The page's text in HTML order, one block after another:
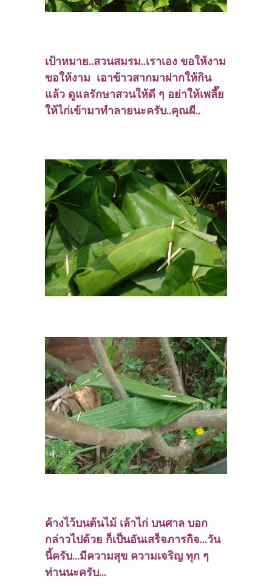
เป้าหมาย..สวนสมรม..เราเอง ขอให้งาม
ขอให้งาม เอาข้าวสากมาฝากให้กิน
แล้ว ดูแลรักษาสวนให้ดี ๆ อย่าให้เพลี๊ย
ให้ไก่เข้ามาทำลายนะครับ..คุณผี..
ค้างไว้บนต้นไม้ เล้าไก่ บนศาล บอก
กล่าวไปด้วย ก็เป็นอันเสร็จภารกิจ...วัน
นี้ครับ...มีความสุข ความเจริญ ทุก ๆ
ท่านนะครับ...